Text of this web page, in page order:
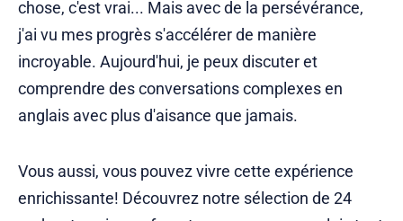
chose, c'est vrai... Mais avec de la persévérance,
j'ai vu mes progrès s'accélérer de manière
incroyable. Aujourd'hui, je peux discuter et
comprendre des conversations complexes en
anglais avec plus d'aisance que jamais.
Vous aussi, vous pouvez vivre cette expérience
enrichissante! Découvrez notre sélection de 24